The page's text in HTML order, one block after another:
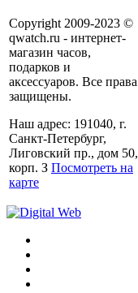
Copyright 2009-2023 ©
qwatch.ru - интернет-
магазин часов,
подарков и
аксессуаров. Все права
защищены.
Наш адрес: 191040, г.
Санкт-Петербург,
Лиговский пр., дом 50,
корп. З Посмотреть на
карте